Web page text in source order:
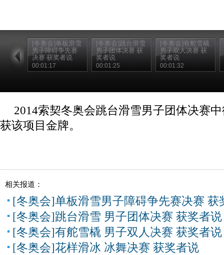
[冬奥会]单板滑雪
男子障碍争先赛
决赛 获奖者说
00:01:17
[冬奥会]跳台滑雪
男子团体决赛 获
奖者说
00:01:25
[冬奥会]有舵雪橇
男子双人决赛 获
奖者说
00:01:32
2014索契冬奥会跳台滑雪男子团体决赛
获该项目金牌。
相关报道：
[冬奥会]单板滑雪男子障碍争先赛决赛 获
[冬奥会]跳台滑雪 男子团体决赛 获奖者说
[冬奥会]有舵雪橇 男子双人决赛 获奖者说
[冬奥会]花样滑冰 冰舞决赛 获奖者说